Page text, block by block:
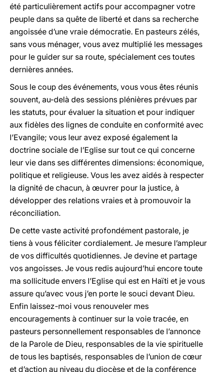
été particulièrement actifs pour accompagner votre
peuple dans sa quête de liberté et dans sa recherche
angoissée d’une vraie démocratie. En pasteurs zélés,
sans vous ménager, vous avez multiplié les messages
pour le guider sur sa route, spécialement ces toutes
dernières années.
Sous le coup des événements, vous vous êtes réunis
souvent, au-delà des sessions plénières prévues par
les statuts, pour évaluer la situation et pour indiquer
aux fidèles des lignes de conduite en conformité avec
l’Evangile; vous leur avez exposé également la
doctrine sociale de l’Eglise sur tout ce qui concerne
leur vie dans ses différentes dimensions: économique,
politique et religieuse. Vous les avez aidés à respecter
la dignité de chacun, à œuvrer pour la justice, à
développer des relations vraies et à promouvoir la
réconciliation.
De cette vaste activité profondément pastorale, je
tiens à vous féliciter cordialement. Je mesure l’ampleur
de vos difficultés quotidiennes. Je devine et partage
vos angoisses. Je vous redis aujourd’hui encore toute
ma sollicitude envers l’Eglise qui est en Haïti et je vous
assure qu’avec vous j’en porte le souci devant Dieu.
Enfin laissez-moi vous renouveler mes
encouragements à continuer sur la voie tracée, en
pasteurs personnellement responsables de l’annonce
de la Parole de Dieu, responsables de la vie spirituelle
de tous les baptisés, responsables de l’union de cœur
et d’action au niveau du diocèse et de la conférence